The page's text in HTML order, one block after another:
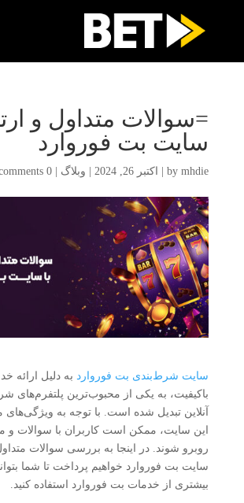
=سوالات متداول و
سایت بت فوروارد
bymhdie
| اکتبر 26, 2024 | وبلاگ 0 comments
سایت شرط‌بندی بت فورواردبه دلیل ارائه
باکیفیت، به یکی از محبوب‌ترین پلتفرم‌های
آنلاین تبدیل شده است. با توجه به ویژگی‌های
این سایت، ممکن است کاربران با سوالات و
روبرو شوند. در اینجا به بررسی سوالات
سایت بت فوروارد خواهیم پرداخت تا شما
بیشتری از خدمات بت فوروارد استفاده کنید.